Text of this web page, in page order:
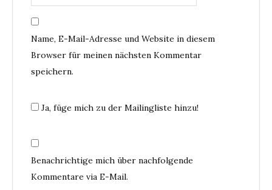
Name, E-Mail-Adresse und Website in diesem
Browser für meinen nächsten Kommentar
speichern.
Ja, füge mich zu der Mailingliste hinzu!
Benachrichtige mich über nachfolgende
Kommentare via E-Mail.